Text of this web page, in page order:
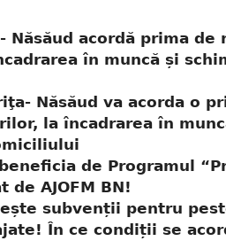
Năsăud acordă prima de
în muncă și
Năsăud va acorda o
la încadrarea în
de Programul
de AJOFM BN!
subvenții pentru
În ce condiții se